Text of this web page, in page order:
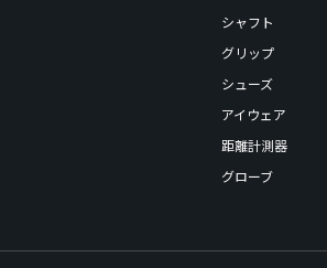
シャフト
グリップ
シューズ
アイウェア
距離計測器
グローブ